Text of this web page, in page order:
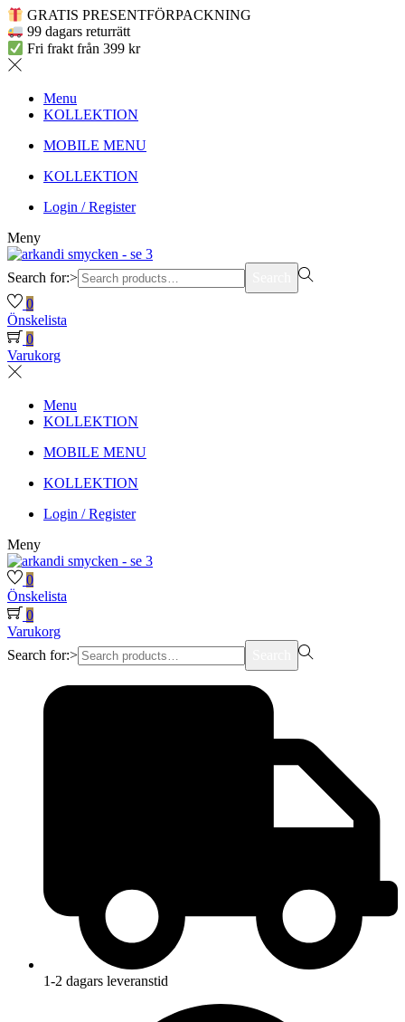
GRATIS PRESENTFÖRPACKNING
99 dagars returrätt
Fri frakt från 399 kr
Menu
KOLLEKTION
MOBILE MENU
KOLLEKTION
Login / Register
Meny
Search for:>
0
Önskelista
0
Varukorg
Menu
KOLLEKTION
MOBILE MENU
KOLLEKTION
Login / Register
Meny
0
Önskelista
0
Varukorg
Search for:>
1-2 dagars leveranstid